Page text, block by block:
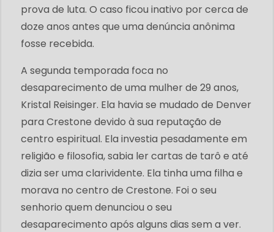
prova de luta. O caso ficou inativo por cerca de
doze anos antes que uma denúncia anônima
fosse recebida.
A segunda temporada foca no
desaparecimento de uma mulher de 29 anos,
Kristal Reisinger. Ela havia se mudado de Denver
para Crestone devido à sua reputação de
centro espiritual. Ela investia pesadamente em
religião e filosofia, sabia ler cartas de tarô e até
dizia ser uma clarividente. Ela tinha uma filha e
morava no centro de Crestone. Foi o seu
senhorio quem denunciou o seu
desaparecimento após alguns dias sem a ver.